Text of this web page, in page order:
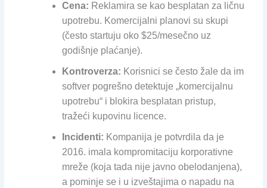
Cena: Reklamira se kao besplatan za ličnu
upotrebu. Komercijalni planovi su skupi
(često startuju oko $25/mesečno uz
godišnje plaćanje).
Kontroverza: Korisnici se često žale da im
softver pogrešno detektuje „komercijalnu
upotrebu“ i blokira besplatan pristup,
tražeći kupovinu licence.
Incidenti: Kompanija je potvrdila da je
2016. imala kompromitaciju korporativne
mreže (koja tada nije javno obelodanjena),
a pominje se i u izveštajima o napadu na